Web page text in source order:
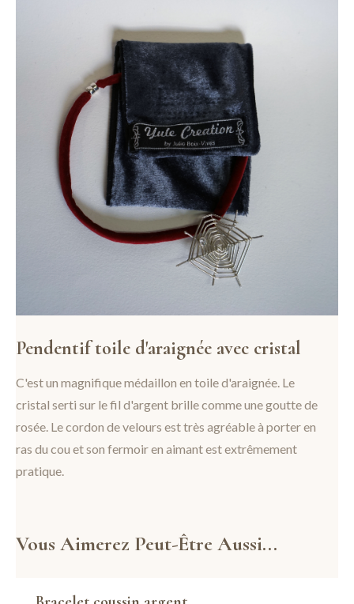
Pendentif toile d'araignée avec cristal
C'est un magnifique médaillon en toile d'araignée. Le
cristal serti sur le fil d'argent brille comme une goutte de
rosée. Le cordon de velours est très agréable à porter en
ras du cou et son fermoir en aimant est extrêmement
pratique.
Vous Aimerez Peut-Être Aussi...